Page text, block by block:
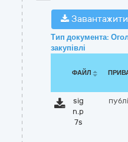
Завантажити
Тип документа:
закупівлі
ФАЙЛ
sig
n.p
7s